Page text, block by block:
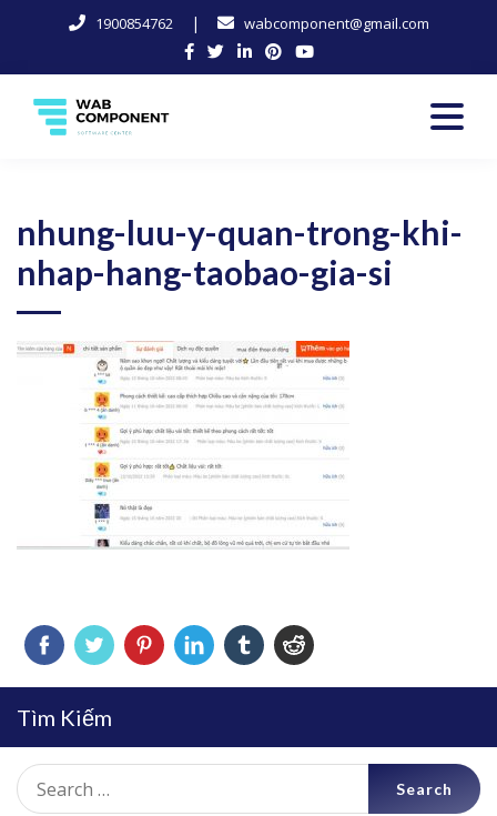
1900854762 | wabcomponent@gmail.com
content
nhung-luu-y-quan-trong-khi-
nhap-hang-taobao-gia-si
Tìm Kiếm
Search
for: